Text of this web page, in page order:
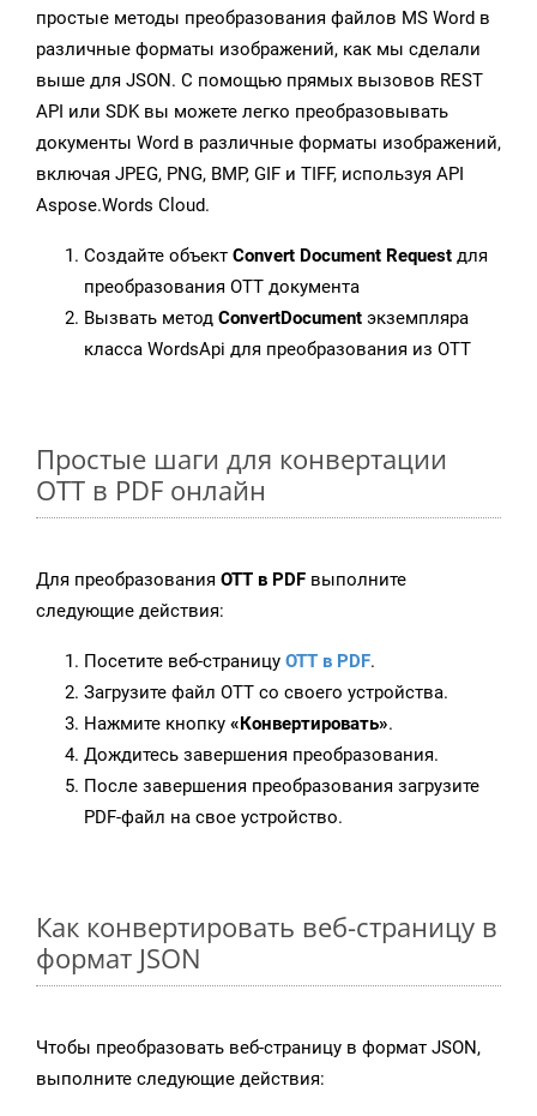
простые методы преобразования файлов MS Word в
различные форматы изображений, как мы сделали
выше для JSON. С помощью прямых вызовов REST
API или SDK вы можете легко преобразовывать
документы Word в различные форматы изображений,
включая JPEG, PNG, BMP, GIF и TIFF, используя API
Aspose.Words Cloud.
Создайте объект Convert Document Request для
преобразования OTT документа
Вызвать метод ConvertDocument экземпляра
класса WordsApi для преобразования из OTT
Простые шаги для конвертации
OTT в PDF онлайн
Для преобразования OTT в PDF выполните
следующие действия:
Посетите веб-страницу OTT в PDF.
Загрузите файл OTT со своего устройства.
Нажмите кнопку «Конвертировать».
Дождитесь завершения преобразования.
После завершения преобразования загрузите
PDF-файл на свое устройство.
Как конвертировать веб-страницу в
формат JSON
Чтобы преобразовать веб-страницу в формат JSON,
выполните следующие действия: